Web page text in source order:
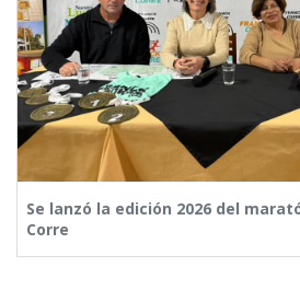
Se lanzó la edición 2026 del
Corre